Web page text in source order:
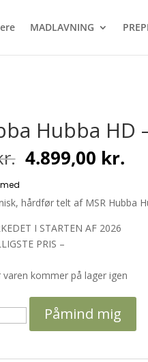
MADLAVNING
Hubba HD
Den
oprindelige
var:
6.739,00 kr..
4.899,00 kr.Den
er:
hårdfør telt af MSR Hubba
I STARTEN AF 2026
PRIS –
kommer på lager igen
Påmind mig